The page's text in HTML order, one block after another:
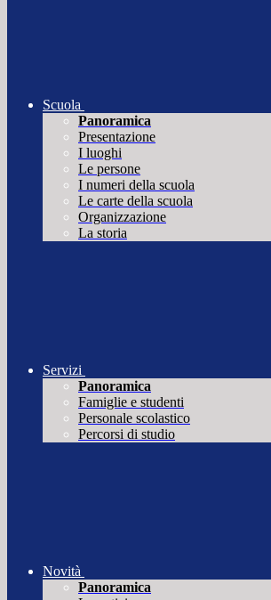
Scuola
Panoramica
Presentazione
I luoghi
Le persone
I numeri della scuola
Le carte della scuola
Organizzazione
La storia
Servizi
Panoramica
Famiglie e studenti
Personale scolastico
Percorsi di studio
Novità
Panoramica